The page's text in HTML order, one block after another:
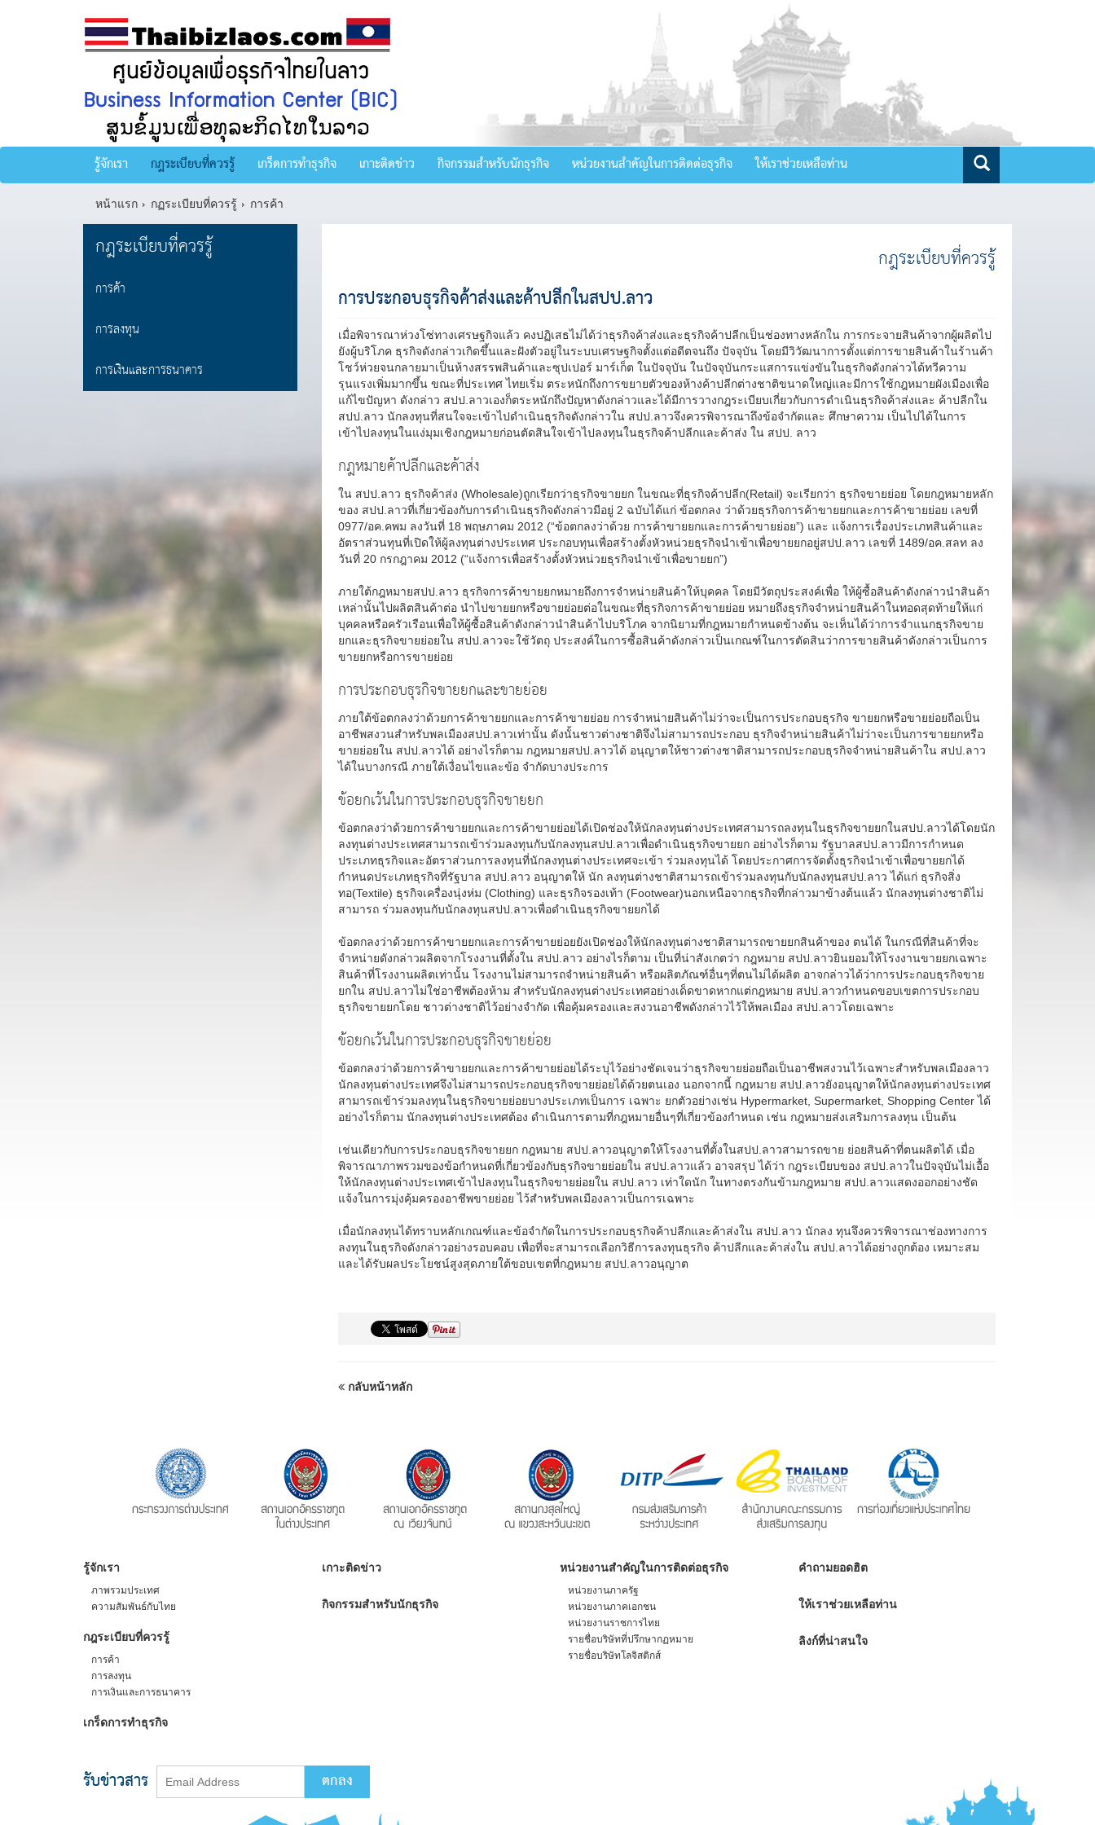
รู้จักเรา กฎระเบียบที่ควรรู้ เกร็ดการทำธุรกิจ เกาะติดข่าว กิจกรรมสำหรับนักธุรกิจ หน่วยงานสำคัญในการติดต่อธุรกิจ ให้เราช่วยเหลือท่าน
หน้าแรก กฏระเบียบที่ควรรู้ การค้า
กฎระเบียบที่ควรรู้
การค้า
การลงทุน
การเงินและการธนาคาร
กฎระเบียบที่ควรรู้
การประกอบธุรกิจค้าส่งและค้าปลีกในสปป.ลาว
เมื่อพิจารณาห่วงโซ่ทางเศรษฐกิจแล้ว คงปฏิเสธไม่ได้ว่าธุรกิจค้าส่งและธุรกิจค้าปลีกเป็นช่องทางหลักใน การกระจายสินค้าจากผู้ผลิตไป
ยังผู้บริโภค ธุรกิจดังกล่าวเกิดขึ้นและฝังตัวอยู่ในระบบเศรษฐกิจตั้งแต่อดีตจนถึง ปัจจุบัน โดยมีวิวัฒนาการตั้งแต่การขายสินค้าในร้านค้า
โชว์ห่วยจนกลายมาเป็นห้างสรรพสินค้าและซุปเปอร์ มาร์เก็ต ในปัจจุบัน ในปัจจุบันกระแสการแข่งขันในธุรกิจดังกล่าวได้ทวีความ
รุนแรงเพิ่มมากขึ้น ขณะที่ประเทศ ไทยเริ่ม ตระหนักถึงการขยายตัวของห้างค้าปลีกต่างชาติขนาดใหญ่และมีการใช้กฎหมายผังเมืองเพื่อ
แก้ไขปัญหา ดังกล่าว สปป.ลาวเองก็ตระหนักถึงปัญหาดังกล่าวและได้มีการวางกฎระเบียบเกี่ยวกับการดำเนินธุรกิจค้าส่งและ ค้าปลีกใน
สปป.ลาว นักลงทุนที่สนใจจะเข้าไปดำเนินธุรกิจดังกล่าวใน สปป.ลาวจึงควรพิจารณาถึงข้อจำกัดและ ศึกษาความ เป็นไปได้ในการ
เข้าไปลงทุนในแง่มุมเชิงกฎหมายก่อนตัดสินใจเข้าไปลงทุนในธุรกิจค้าปลีกและค้าส่ง ใน สปป. ลาว
กฎหมายค้าปลีกและค้าส่ง
ใน สปป.ลาว ธุรกิจค้าส่ง (Wholesale)ถูกเรียกว่าธุรกิจขายยก ในขณะที่ธุรกิจค้าปลีก(Retail) จะเรียกว่า ธุรกิจขายย่อย โดยกฎหมายหลัก
ของ สปป.ลาวที่เกี่ยวข้องกับการดำเนินธุรกิจดังกล่าวมีอยู่ 2 ฉบับได้แก่ ข้อตกลง ว่าด้วยธุรกิจการค้าขายยกและการค้าขายย่อย เลขที่
0977/อค.คพม ลงวันที่ 18 พฤษภาคม 2012 (“ข้อตกลงว่าด้วย การค้าขายยกและการค้าขายย่อย”) และ แจ้งการเรื่องประเภทสินค้าและ
อัตราส่วนทุนที่เปิดให้ผู้ลงทุนต่างประเทศ ประกอบทุนเพื่อสร้างตั้งหัวหน่วยธุรกิจนำเข้าเพื่อขายยกอยู่สปป.ลาว เลขที่ 1489/อค.สลท ลง
วันที่ 20 กรกฎาคม 2012 (“แจ้งการเพื่อสร้างตั้งหัวหน่วยธุรกิจนำเข้าเพื่อขายยก”)
ภายใต้กฎหมายสปป.ลาว ธุรกิจการค้าขายยกหมายถึงการจำหน่ายสินค้าให้บุคคล โดยมีวัตถุประสงค์เพื่อ ให้ผู้ซื้อสินค้าดังกล่าวนำสินค้า
เหล่านั้นไปผลิตสินค้าต่อ นำไปขายยกหรือขายย่อยต่อในขณะที่ธุรกิจการค้าขายย่อย หมายถึงธุรกิจจำหน่ายสินค้าในทอดสุดท้ายให้แก่
บุคคลหรือครัวเรือนเพื่อให้ผู้ซื้อสินค้าดังกล่าวนำสินค้าไปบริโภค จากนิยามที่กฎหมายกำหนดข้างต้น จะเห็นได้ว่าการจำแนกธุรกิจขาย
ยกและธุรกิจขายย่อยใน สปป.ลาวจะใช้วัตถุ ประสงค์ในการซื้อสินค้าดังกล่าวเป็นเกณฑ์ในการตัดสินว่าการขายสินค้าดังกล่าวเป็นการ
ขายยกหรือการขายย่อย
การประกอบธุรกิจขายยกและขายย่อย
ภายใต้ข้อตกลงว่าด้วยการค้าขายยกและการค้าขายย่อย การจำหน่ายสินค้าไม่ว่าจะเป็นการประกอบธุรกิจ ขายยกหรือขายย่อยถือเป็น
อาชีพสงวนสำหรับพลเมืองสปป.ลาวเท่านั้น ดังนั้นชาวต่างชาติจึงไม่สามารถประกอบ ธุรกิจจำหน่ายสินค้าไม่ว่าจะเป็นการขายยกหรือ
ขายย่อยใน สปป.ลาวได้ อย่างไรก็ตาม กฎหมายสปป.ลาวได้ อนุญาตให้ชาวต่างชาติสามารถประกอบธุรกิจจำหน่ายสินค้าใน สปป.ลาว
ได้ในบางกรณี ภายใต้เงื่อนไขและข้อ จำกัดบางประการ
ข้อยกเว้นในการประกอบธุรกิจขายยก
ข้อตกลงว่าด้วยการค้าขายยกและการค้าขายย่อยได้เปิดช่องให้นักลงทุนต่างประเทศสามารถลงทุนในธุรกิจขายยกในสปป.ลาวได้โดยนัก
ลงทุนต่างประเทศสามารถเข้าร่วมลงทุนกับนักลงทุนสปป.ลาวเพื่อดำเนินธุรกิจขายยก อย่างไรก็ตาม รัฐบาลสปป.ลาวมีการกำหนด
ประเภทธุรกิจและอัตราส่วนการลงทุนที่นักลงทุนต่างประเทศจะเข้า ร่วมลงทุนได้ โดยประกาศการจัดตั้งธุรกิจนำเข้าเพื่อขายยกได้
กำหนดประเภทธุรกิจที่รัฐบาล สปป.ลาว อนุญาตให้ นัก ลงทุนต่างชาติสามารถเข้าร่วมลงทุนกับนักลงทุนสปป.ลาว ได้แก่ ธุรกิจสิ่ง
ทอ(Textile) ธุรกิจเครื่องนุ่งห่ม (Clothing) และธุรกิจรองเท้า (Footwear)นอกเหนือจากธุรกิจที่กล่าวมาข้างต้นแล้ว นักลงทุนต่างชาติไม่
สามารถ ร่วมลงทุนกับนักลงทุนสปป.ลาวเพื่อดำเนินธุรกิจขายยกได้
ข้อตกลงว่าด้วยการค้าขายยกและการค้าขายย่อยยังเปิดช่องให้นักลงทุนต่างชาติสามารถขายยกสินค้าของ ตนได้ ในกรณีที่สินค้าที่จะ
จำหน่ายดังกล่าวผลิตจากโรงงานที่ตั้งใน สปป.ลาว อย่างไรก็ตาม เป็นที่น่าสังเกตว่า กฎหมาย สปป.ลาวยินยอมให้โรงงานขายยกเฉพาะ
สินค้าที่โรงงานผลิตเท่านั้น โรงงานไม่สามารถจำหน่ายสินค้า หรือผลิตภัณฑ์อื่นๆที่ตนไม่ได้ผลิต อาจกล่าวได้ว่าการประกอบธุรกิจขาย
ยกใน สปป.ลาวไม่ใช่อาชีพต้องห้าม สำหรับนักลงทุนต่างประเทศอย่างเด็ดขาดหากแต่กฎหมาย สปป.ลาวกำหนดขอบเขตการประกอบ
ธุรกิจขายยกโดย ชาวต่างชาติไว้อย่างจำกัด เพื่อคุ้มครองและสงวนอาชีพดังกล่าวไว้ให้พลเมือง สปป.ลาวโดยเฉพาะ
ข้อยกเว้นในการประกอบธุรกิจขายย่อย
ข้อตกลงว่าด้วยการค้าขายยกและการค้าขายย่อยได้ระบุไว้อย่างชัดเจนว่าธุรกิจขายย่อยถือเป็นอาชีพสงวนไว้เฉพาะสำหรับพลเมืองลาว
นักลงทุนต่างประเทศจึงไม่สามารถประกอบธุรกิจขายย่อยได้ด้วยตนเอง นอกจากนี้ กฎหมาย สปป.ลาวยังอนุญาตให้นักลงทุนต่างประเทศ
สามารถเข้าร่วมลงทุนในธุรกิจขายย่อยบางประเภทเป็นการ เฉพาะ ยกตัวอย่างเช่น Hypermarket, Supermarket, Shopping Center ได้
อย่างไรก็ตาม นักลงทุนต่างประเทศต้อง ดำเนินการตามที่กฎหมายอื่นๆที่เกี่ยวข้องกำหนด เช่น กฎหมายส่งเสริมการลงทุน เป็นต้น
เช่นเดียวกับการประกอบธุรกิจขายยก กฎหมาย สปป.ลาวอนุญาตให้โรงงานที่ตั้งในสปป.ลาวสามารถขาย ย่อยสินค้าที่ตนผลิตได้ เมื่อ
พิจารณาภาพรวมของข้อกำหนดที่เกี่ยวข้องกับธุรกิจขายย่อยใน สปป.ลาวแล้ว อาจสรุป ได้ว่า กฎระเบียบของ สปป.ลาวในปัจจุบันไม่เอื้อ
ให้นักลงทุนต่างประเทศเข้าไปลงทุนในธุรกิจขายย่อยใน สปป.ลาว เท่าใดนัก ในทางตรงกันข้ามกฎหมาย สปป.ลาวแสดงออกอย่างชัด
แจ้งในการมุ่งคุ้มครองอาชีพขายย่อย ไว้สำหรับพลเมืองลาวเป็นการเฉพาะ
เมื่อนักลงทุนได้ทราบหลักเกณฑ์และข้อจำกัดในการประกอบธุรกิจค้าปลีกและค้าส่งใน สปป.ลาว นักลง ทุนจึงควรพิจารณาช่องทางการ
ลงทุนในธุรกิจดังกล่าวอย่างรอบคอบ เพื่อที่จะสามารถเลือกวิธีการลงทุนธุรกิจ ค้าปลีกและค้าส่งใน สปป.ลาวได้อย่างถูกต้อง เหมาะสม
และได้รับผลประโยชน์สูงสุดภายใต้ขอบเขตที่กฎหมาย สปป.ลาวอนุญาต
กลับหน้าหลัก
รู้จักเรา
ภาพรวมประเทศ
ความสัมพันธ์กับไทย
กฎระเบียบที่ควรรู้
การค้า
การลงทุน
การเงินและการธนาคาร
เกร็ดการทำธุรกิจ
เกาะติดข่าว
กิจกรรมสำหรับนักธุรกิจ
หน่วยงานสำคัญในการติดต่อธุรกิจ
หน่วยงานภาครัฐ
หน่วยงานภาคเอกชน
หน่วยงานราชการไทย
รายชื่อบริษัทที่ปรึกษากฏหมาย
รายชื่อบริษัทโลจิสติกส์
คำถามยอดฮิต
ให้เราช่วยเหลือท่าน
ลิงก์ที่น่าสนใจ
รับข่าวสาร